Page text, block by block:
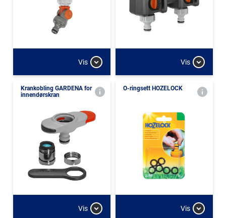
Vis Vis
Krankobling GARDENA for
innendørskran
Vis
O-ringsett HOZELOCK
Vis